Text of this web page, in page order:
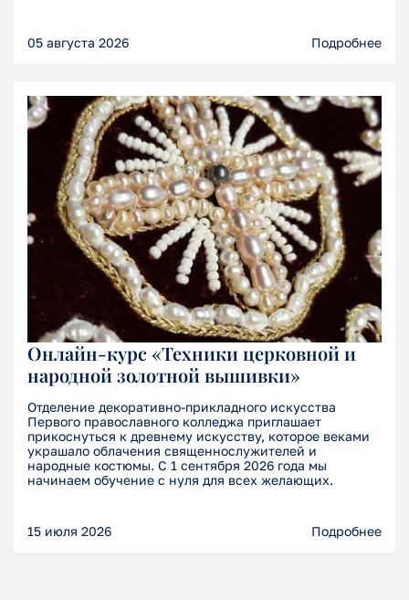
05 августа 2026 Подробнее
Онлайн-курс «Техники церковной и
народной золотной вышивки»
Отделение декоративно-прикладного искусства
Первого православного колледжа приглашает
прикоснуться к древнему искусству, которое веками
украшало облачения священнослужителей и
народные костюмы. С 1 сентября 2026 года мы
начинаем обучение с нуля для всех желающих.
15 июля 2026 Подробнее